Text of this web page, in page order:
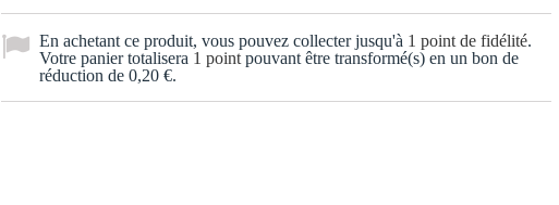
En achetant ce produit, vous pouvez collecter jusqu'à 1 point de fidélité.
Votre panier totalisera 1 point pouvant être transformé(s) en un bon de
réduction de 0,20 €.